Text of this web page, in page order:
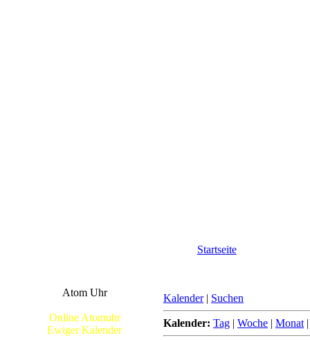
Startseite
Atom Uhr
Online Atomuhr
Ewiger Kalender
Kalender | Suchen
Kalender: Tag | Woche | Monat